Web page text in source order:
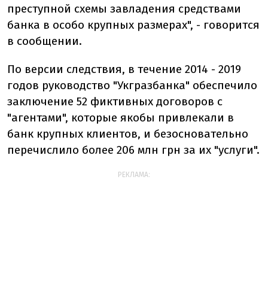
преступной схемы завладения средствами
банка в особо крупных размерах", - говорится
в сообщении.
По версии следствия, в течение 2014 - 2019
годов руководство "Укгразбанка" обеспечило
заключение 52 фиктивных договоров с
"агентами", которые якобы привлекали в
банк крупных клиентов, и безосновательно
перечислило более 206 млн грн за их "услуги".
РЕКЛАМА: